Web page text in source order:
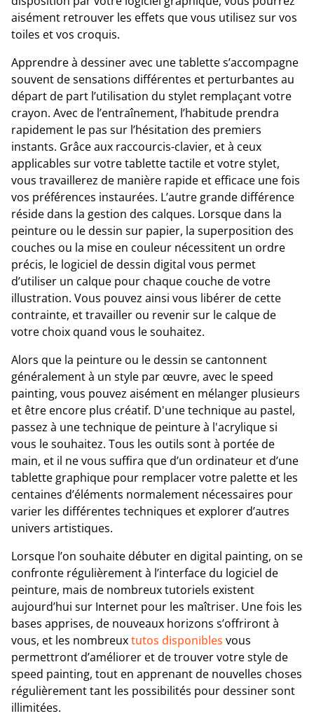
aisément retrouver les effets que vous utilisez sur vos
toiles et vos croquis.
Apprendre à dessiner avec une tablette s’accompagne
souvent de sensations différentes et perturbantes au
départ de part l’utilisation du stylet remplaçant votre
crayon. Avec de l’entraînement, l’habitude prendra
rapidement le pas sur l’hésitation des premiers
instants. Grâce aux raccourcis-clavier, et à ceux
applicables sur votre tablette tactile et votre stylet,
vous travaillerez de manière rapide et efficace une fois
vos préférences instaurées. L’autre grande différence
réside dans la gestion des calques. Lorsque dans la
peinture ou le dessin sur papier, la superposition des
couches ou la mise en couleur nécessitent un ordre
précis, le logiciel de dessin digital vous permet
d’utiliser un calque pour chaque couche de votre
illustration. Vous pouvez ainsi vous libérer de cette
contrainte, et travailler ou revenir sur le calque de
votre choix quand vous le souhaitez.
Alors que la peinture ou le dessin se cantonnent
généralement à un style par œuvre, avec le speed
painting, vous pouvez aisément en mélanger plusieurs
et être encore plus créatif. D'une technique au pastel,
passez à une technique de peinture à l'acrylique si
vous le souhaitez. Tous les outils sont à portée de
main, et il ne vous suffira que d’un ordinateur et d’une
tablette graphique pour remplacer votre palette et les
centaines d’éléments normalement nécessaires pour
varier les différentes techniques et explorer d’autres
univers artistiques.
Lorsque l’on souhaite débuter en digital painting, on se
confronte régulièrement à l’interface du logiciel de
peinture, mais de nombreux tutoriels existent
aujourd’hui sur Internet pour les maîtriser. Une fois les
bases apprises, de nouveaux horizons s’offriront à
vous, et les nombreuxtutos disponibles vous
permettront d’améliorer et de trouver votre style de
speed painting, tout en apprenant de nouvelles choses
régulièrement tant les possibilités pour dessiner sont
illimitées.